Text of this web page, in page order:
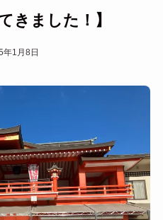
きました！】
年1月8日